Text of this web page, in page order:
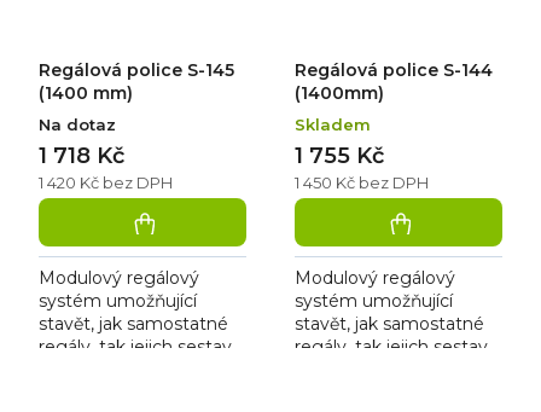
Regálová police S-145
(1400 mm)
Na dotaz
1 420 Kč bez DPH
1 718 Kč
Modulový regálový
systém umožňující
stavět, jak samostatné
regály, tak jejich sestavy
Regálová police S-144
(1400mm)
Skladem
1 450 Kč bez DPH
1 755 Kč
Modulový regálový
systém umožňující
stavět, jak samostatné
regály, tak jejich sestavy